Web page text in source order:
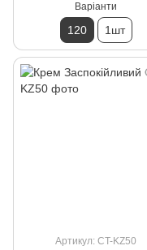
Варіанти
120 1шт
Артикул: CT-KZ50